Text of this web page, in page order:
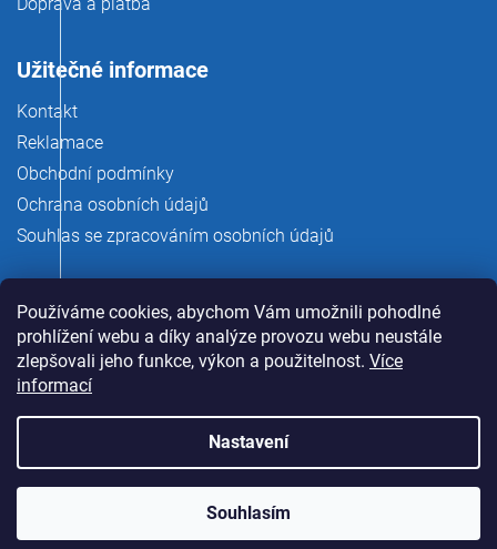
Používáme cookies, abychom Vám umožnili pohodlné
prohlížení webu a díky analýze provozu webu neustále
zlepšovali jeho funkce, výkon a použitelnost. Více
informací
Nastavení
Souhlasím
Užitečné informace
Kontakt
Reklamace
Obchodní podmínky
Ochrana osobních údajů
Souhlas se zpracováním osobních údajů
Copyright 2026rauman.cz. Všechna práva vyhrazena.